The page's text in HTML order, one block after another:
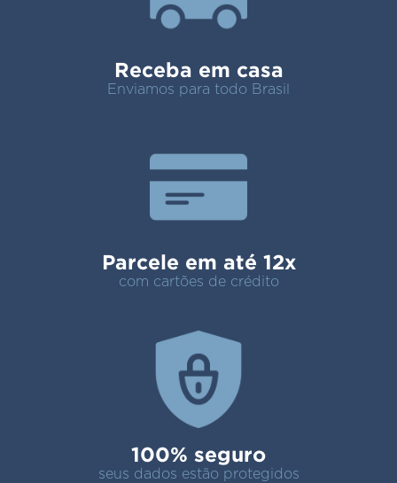
Receba em casa
Enviamos para todo Brasil
Parcele em até 12x
com cartões de crédito
100% seguro
seus dados estão protegidos